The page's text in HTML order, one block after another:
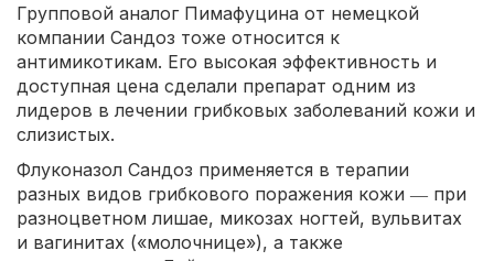
Групповой аналог Пимафуцина от немецкой
компании Сандоз тоже относится к
антимикотикам. Его высокая эффективность и
доступная цена сделали препарат одним из
лидеров в лечении грибковых заболеваний кожи и
слизистых.
Флуконазол Сандоз применяется в терапии
разных видов грибкового поражения кожи ― при
разноцветном лишае, микозах ногтей, вульвитах
и вагинитах («молочнице»), а также